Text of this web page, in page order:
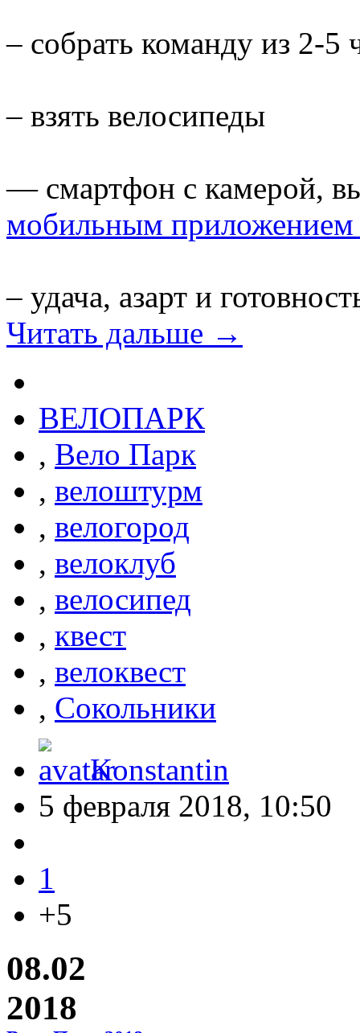
– собрать команду из 2-5
– взять велосипеды
— смартфон с камерой,
мобильным приложением
– удача, азарт и
Читать дальше →
ВЕЛОПАРК
, Вело Парк
, велоштурм
, велогород
, велоклуб
, велосипед
, квест
, велоквест
, Сокольники
Konstantin
5 февраля 2018, 10:50
1
+5
08.02
2018